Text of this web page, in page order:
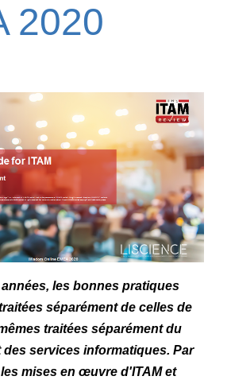
2020
les bonnes pratiques
séparément de celles de
traitées séparément du
des services informatiques. Par
mises en œuvre d'ITAM et